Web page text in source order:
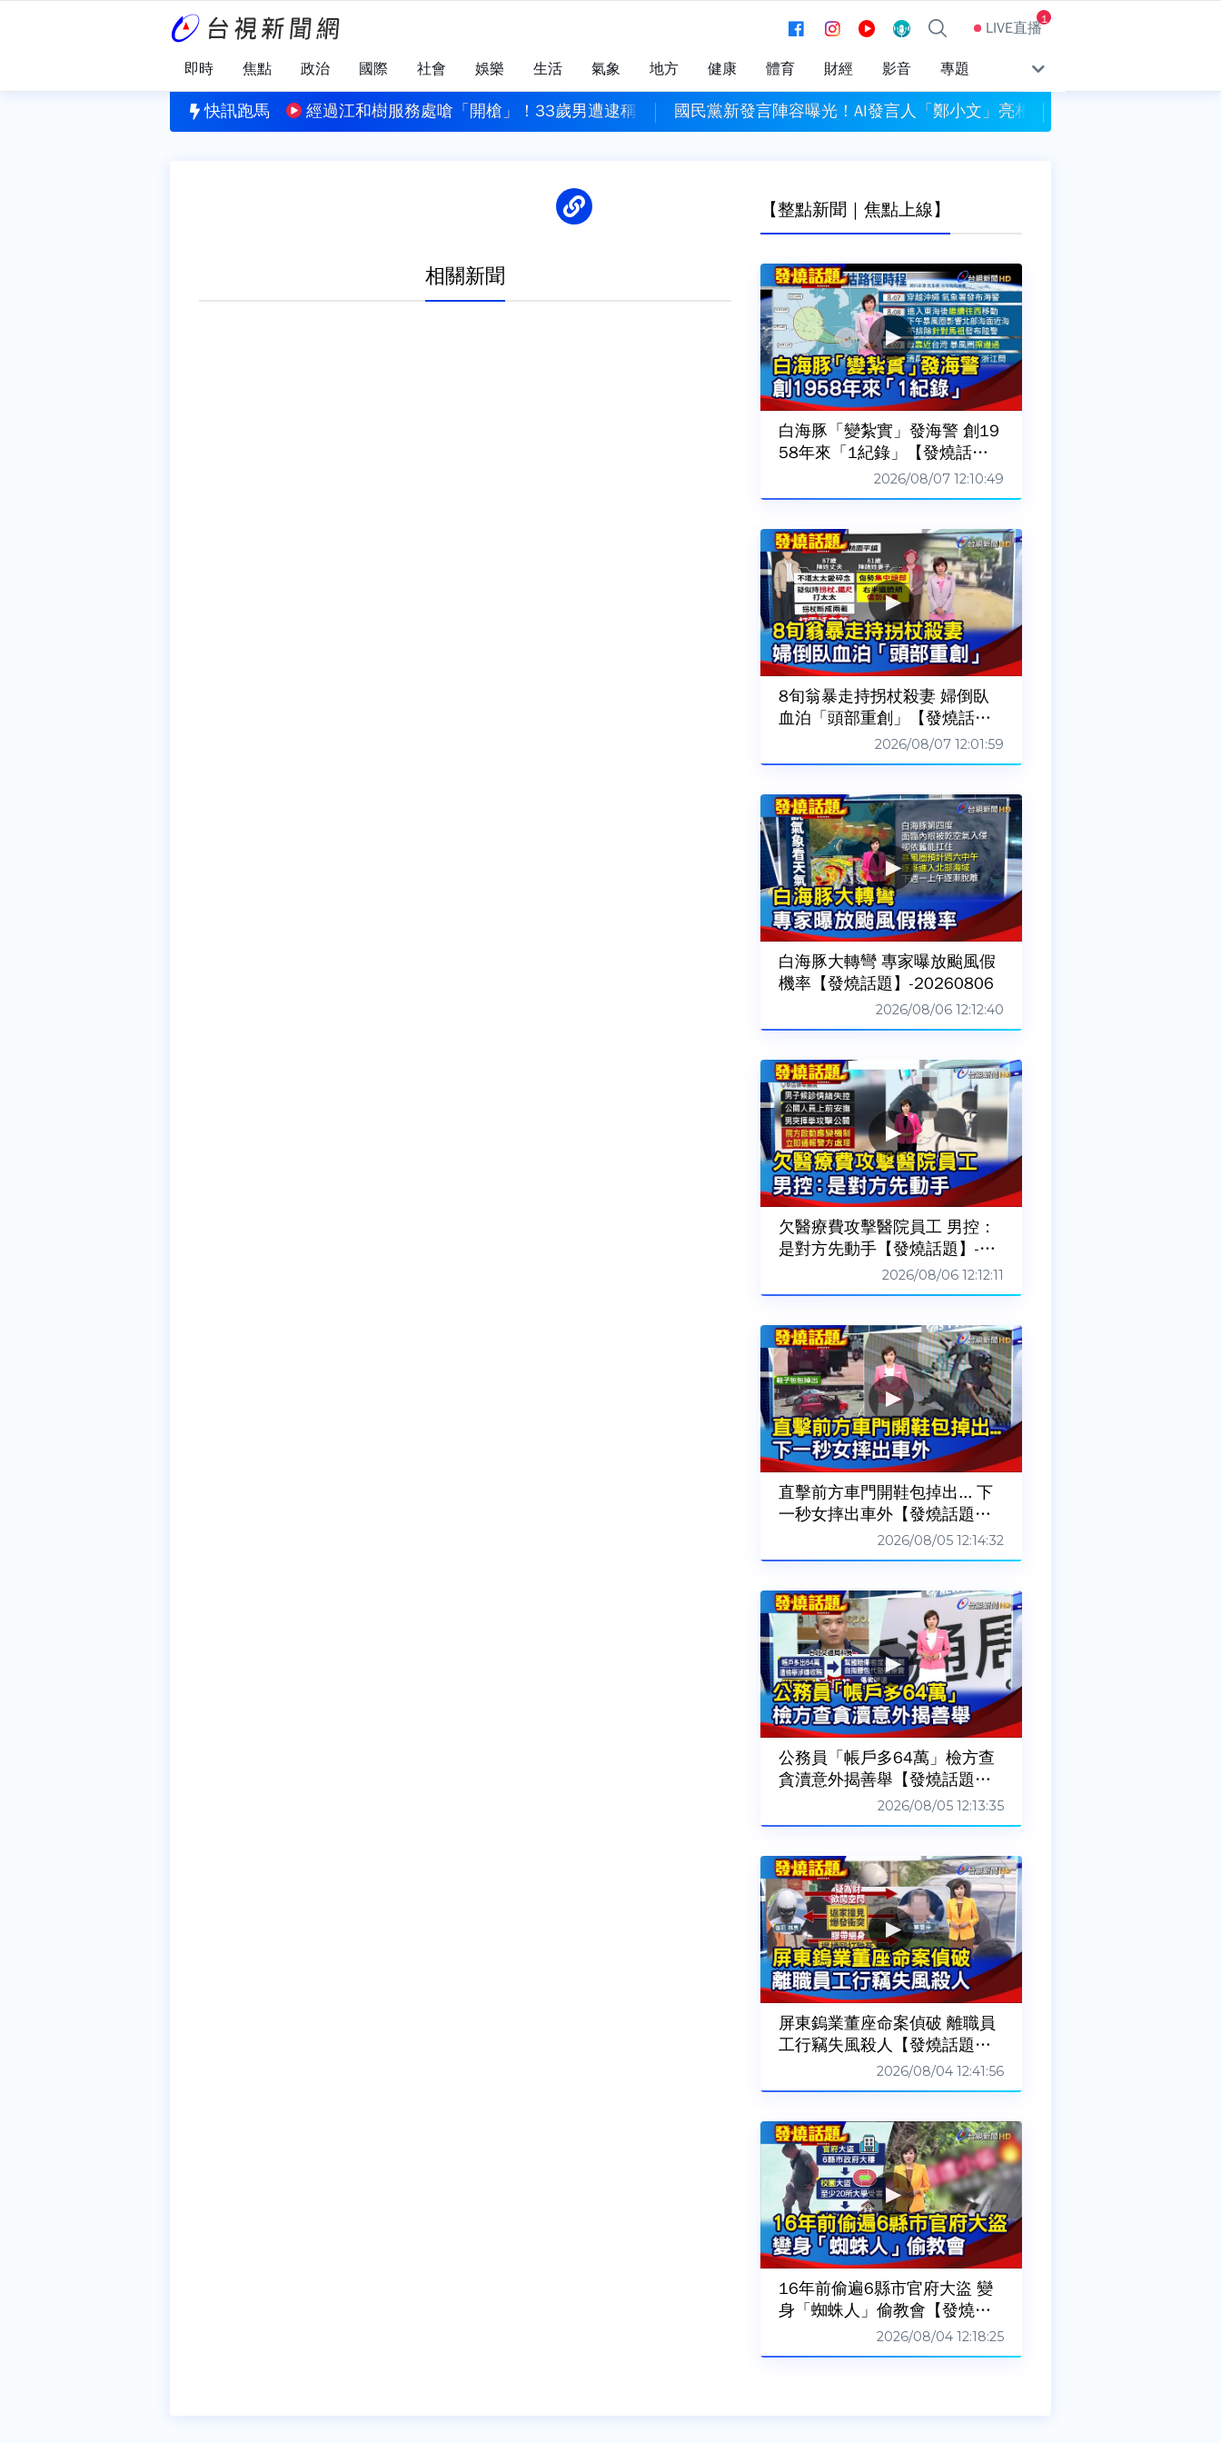
LIVE直播1
即時 焦點 政治 國際 社會 娛樂 生活 氣象 地方 健康 體育 財經 影音 專題
快訊跑馬
「三峽河戲水」 1人溺水搶救不治 經過江和樹服務處嗆「開槍」！33歲男遭逮稱政黨理念不同 逞口舌之快國民黨新發言陣容曝光！AI發言人「鄭小文」亮相 綠營酸：出錯誰負責
相關新聞
【整點新聞｜焦點上線】
白海豚「變紮實」發海警 創19
58年來「1紀錄」【發燒話
題】-202608072026/08/07 12:10:49
8旬翁暴走持拐杖殺妻 婦倒臥
血泊「頭部重創」【發燒話
題】-202608072026/08/07 12:01:59
白海豚大轉彎 專家曝放颱風假
機率【發燒話題】-20260806
2026/08/06 12:12:40
欠醫療費攻擊醫院員工 男控：
是對方先動手【發燒話題】-20
2026/08/06 12:12:11
直擊前方車門開鞋包掉出... 下
一秒女摔出車外【發燒話題】-
2026/08/05 12:14:32
公務員「帳戶多64萬」檢方查
貪瀆意外揭善舉【發燒話題】-
2026/08/05 12:13:35
屏東鎢業董座命案偵破 離職員
工行竊失風殺人【發燒話題】-
2026/08/04 12:41:56
16年前偷遍6縣市官府大盜 變
身「蜘蛛人」偷教會【發燒話
題】-202608042026/08/04 12:18:25